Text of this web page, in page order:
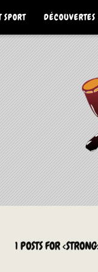
1 POSTS FOR